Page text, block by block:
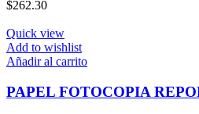
$262.30
Quick view
Add to wishlist
Añadir al carrito
PAPEL FOTOCOPIA